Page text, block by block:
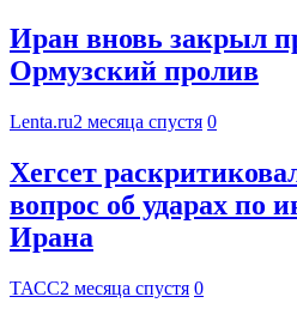
Иран вновь закрыл
Ормузский пролив
Lenta.ru2 месяца спустя 0
Хегсет
вопрос об ударах по
Ирана
ТАСС2 месяца спустя 0